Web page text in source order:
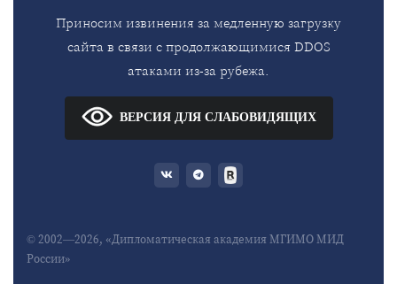
Приносим извинения за медленную загрузку
сайта в связи с продолжающимися DDOS
атаками из-за рубежа.
ВЕРСИЯ ДЛЯ СЛАБОВИДЯЩИХ
© 2002—2026, «Дипломатическая академия МГИМО МИД
России»